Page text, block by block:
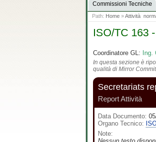
Commissioni Tecniche
Path: Home»Attività
ISO/TC 163
Coordinatore GL: Ing.
In questa sezione è
qualità di Mirror
Secretariats
Report Attività
Data Documento:
Organo Tecnico:
Note: